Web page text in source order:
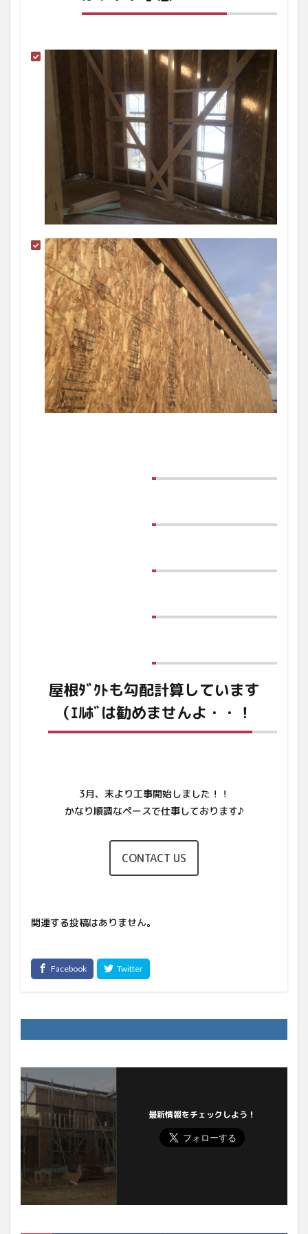
屋根ﾀﾞｸﾄも勾配計算しています
（ｴﾙﾎﾞは勧めませんよ・・！
3月、末より工事開始しました！！
かなり順調なペースで仕事しております♪
CONTACT US
関連する投稿はありません。
最新情報をチェックしよう！